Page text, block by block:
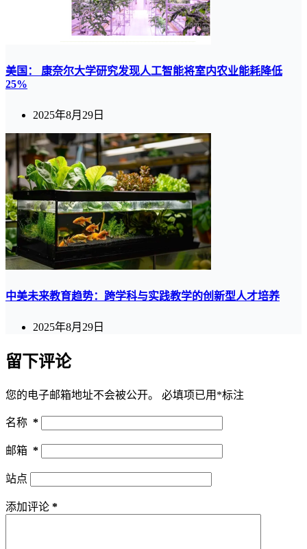
美国： 康奈尔大学研究发现人工智能将室内农业能耗降低
25%
2025年8月29日
中美未来教育趋势：跨学科与实践教学的创新型人才培养
2025年8月29日
留下评论
您的电子邮箱地址不会被公开。 必填项已用 *标注
名称 *
邮箱 *
站点
添加评论 *